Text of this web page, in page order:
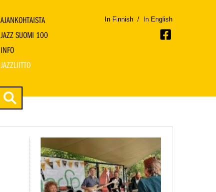
AJANKOHTAISTA
JAZZ SUOMI 100
INFO
JAZZLIITTO
In Finnish / In English